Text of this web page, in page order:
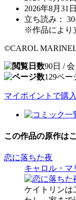
2026年8月31
立ち読み： 30
※作品により
©CAROL
90日 /
129ペー
マイポイントで購
この作品の原作は
恋に落ちた夜
キャロル・マ
ケイトリンは